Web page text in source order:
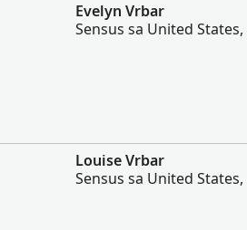
Evelyn Vrbar
Sensus sa United States,
Louise Vrbar
Sensus sa United States,